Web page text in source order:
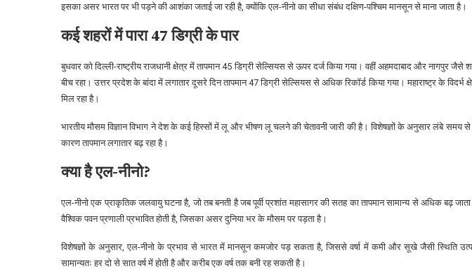
इसका असर भारत पर भी पड़ने की आशंका जताई जा रही है, क्योंकि एल-नीनो का सीधा संबंध दक्षिण-पश्चिम मानसून से माना जाता है।
कई शहरों में पारा 47 डिग्री के पार
बुधवार को दिल्ली-राष्ट्रीय राजधानी क्षेत्र में तापमान 45 डिग्री सेल्सियस से ऊपर दर्ज किया गया। वहीं अहमदाबाद और नागपुर
बीच रहा। उत्तर प्रदेश के बांदा में लगातार दूसरे दिन तापमान 47 डिग्री सेल्सियस से अधिक रिकॉर्ड किया गया। महाराष्ट्र के
मिल रहा है।
भारतीय मौसम विज्ञान विभाग ने देश के कई हिस्सों में लू और भीषण लू चलने की चेतावनी जारी की है। विशेषज्ञों के अनुसार लंबे
कारण तापमान लगातार बढ़ रहा है।
क्या है एल-नीनो?
एल-नीनो एक प्राकृतिक जलवायु घटना है, जो तब बनती है जब पूर्वी प्रशांत महासागर की सतह का तापमान सामान्य से अधिक बढ़
वैश्विक पवन प्रणाली प्रभावित होती है, जिसका असर दुनिया भर के मौसम पर पड़ता है।
विशेषज्ञों के अनुसार, एल-नीनो के प्रभाव से भारत में मानसून कमजोर पड़ सकता है, जिससे वर्षा में कमी और सूखे जैसी स्थिति
सामान्यतः हर दो से सात वर्ष में होती है और करीब एक वर्ष तक बनी रह सकती है।